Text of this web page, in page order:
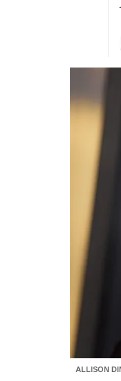
ALLISON